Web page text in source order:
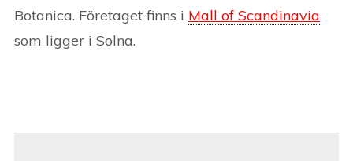
Botanica. Företaget finns i Mall of Scandinavia
som ligger i Solna.